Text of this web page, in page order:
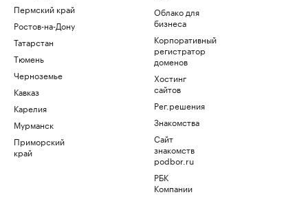
Пермский край
Ростов-на-Дону
Татарстан
Тюмень
Черноземье
Кавказ
Карелия
Мурманск
Приморский
край
Облако для
бизнеса
Корпоративный
регистратор
доменов
Хостинг
сайтов
Рег.решения
Знакомства
Сайт
знакомств
podbor.ru
РБК
Компании